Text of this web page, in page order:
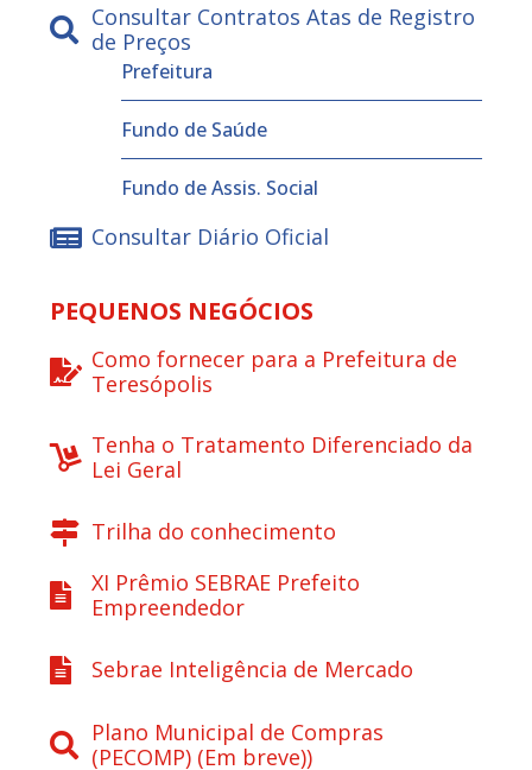
Consultar Contratos Atas de Registro
de Preços
Prefeitura
Fundo de Saúde
Fundo de Assis. Social
Consultar Diário Oficial
PEQUENOS NEGÓCIOS
Como fornecer para a Prefeitura de
Teresópolis
Tenha o Tratamento Diferenciado da
Lei Geral
Trilha do conhecimento
XI Prêmio SEBRAE Prefeito
Empreendedor
Sebrae Inteligência de Mercado
Plano Municipal de Compras
(PECOMP) (Em breve))